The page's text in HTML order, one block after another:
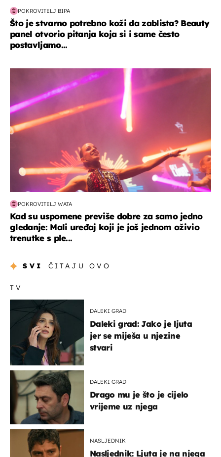
POKROVITELJ BIPA
Što je stvarno potrebno koži da zablista? Beauty
panel otvorio pitanja koja si i same često
postavljamo...
POKROVITELJ WATA
Kad su uspomene previše dobre za samo jedno
gledanje: Mali uređaj koji je još jednom oživio
trenutke s ple...
SVI ČITAJU OVO
TV
DALEKI GRAD
Daleki grad: Jako je ljuta
jer se miješa u njezine
stvari
DALEKI GRAD
Drago mu je što je cijelo
vrijeme uz njega
NASLJEDNIK
Nasljednik: Ljuta je na njega